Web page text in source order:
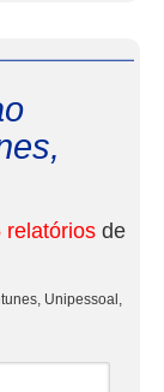
relatórios de
Unipessoal,